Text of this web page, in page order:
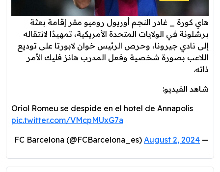
هاي كورة _ غادر النجم أوريول روميو مقر إقامة بعثة
برشلونة في الولايات المتحدة الأمريكية، تمهيدًا لانتقاله
إلى نادي جيرونا، وحرص الرئيس خوان لابورتا على توديع
اللاعب بصورة شخصية وفعل المدرب هانز فليك الأمر
ذاته.
شاهد الفيديو:
Oriol Romeu se despide en el hotel de Annapolis
pic.twitter.com/VMcpMUxG7a
— FC Barcelona (@FCBarcelona_es)
August 2, 2024